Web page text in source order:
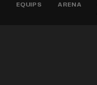
EQUIPS ARENA